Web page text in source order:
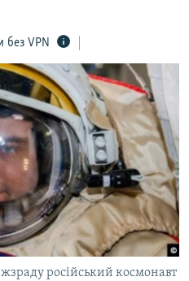
без VPN
російський космонавт